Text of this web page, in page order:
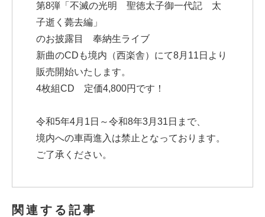
第8弾「不滅の光明 聖徳太子御一代記 太
子逝く薨去編」
のお披露目 奉納生ライブ
新曲のCDも境内（西楽舎）にて8月11日より
販売開始いたします。
4枚組CD 定価4,800円です！
令和5年4月1日～令和8年3月31日まで、
境内への車両進入は禁止となっております。
ご了承ください。
関連する記事